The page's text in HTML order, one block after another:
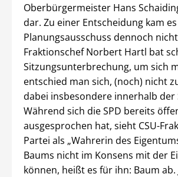
Oberbürgermeister Hans
dar. Zu einer Entscheidung kam
Planungsausschuss dennoch
Fraktionschef Norbert Hartl bat
Sitzungsunterbrechung, um sich
entschied man sich, (noch) nicht
dabei insbesondere innerhalb der
Während sich die SPD bereits
ausgesprochen hat, sieht CSU-
Partei als „Wahrerin des
Baums nicht im Konsens mit der
können, heißt es für ihn: Baum